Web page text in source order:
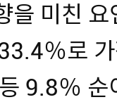
을 미친
％로
9.8％ 순